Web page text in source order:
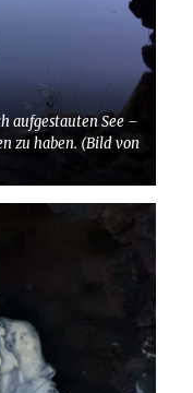
aufgestauten See –
zu haben. (Bild von